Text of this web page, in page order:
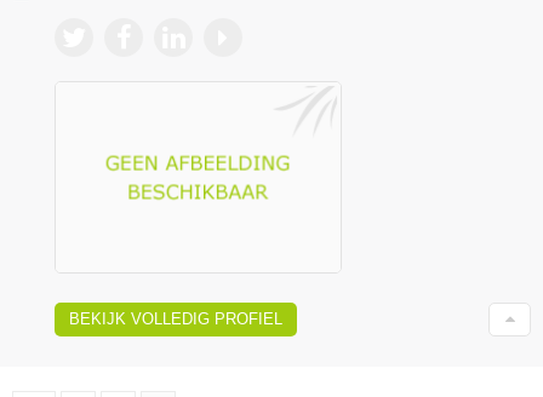
BEKIJK VOLLEDIG PROFIEL